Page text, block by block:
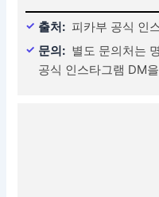
출처: 피카부 공식 인
문의: 별도 문의처는
공식 인스타그램 DM